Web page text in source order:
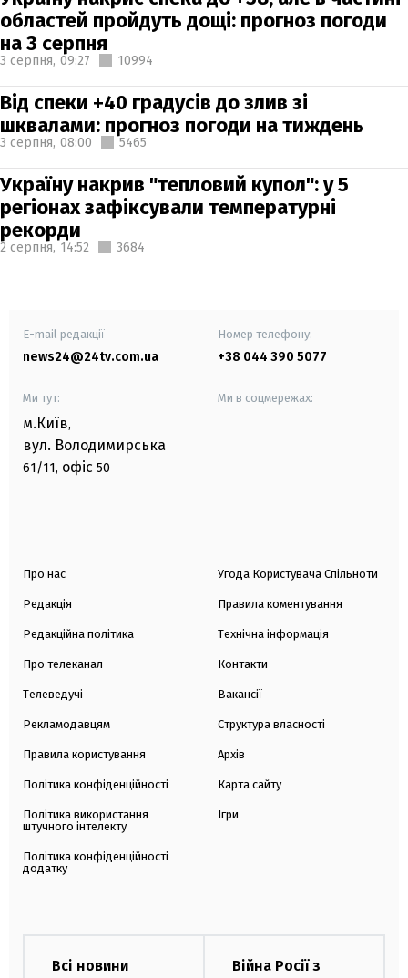
областей пройдуть дощі: прогноз погоди
на 3 серпня
3 серпня, 09:27 10994
Від спеки +40 градусів до злив зі
шквалами: прогноз погоди на тиждень
3 серпня, 08:00 5465
Україну накрив "тепловий купол": у 5
регіонах зафіксували температурні
рекорди
2 серпня, 14:52 3684
E-mail редакції
news24@24tv.com.ua
Номер телефону:
+38 044 390 5077
Ми тут:
м.Київ,
вул. Володимирська
61/11, офіс 50
Ми в соцмережах:
Про нас
Редакція
Редакційна політика
Про телеканал
Телеведучі
Рекламодавцям
Правила користування
Політика конфіденційності
Політика використання
штучного інтелекту
Політика конфіденційності
додатку
Угода Користувача Спільноти
Правила коментування
Технічна інформація
Контакти
Вакансії
Структура власності
Архів
Карта сайту
Ігри
Всі новини
Війна Росії з